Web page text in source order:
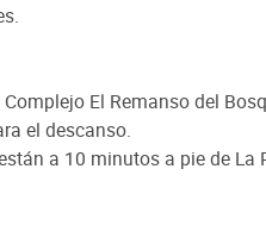
El Remanso del
el descanso.
a 10 minutos a pie de La